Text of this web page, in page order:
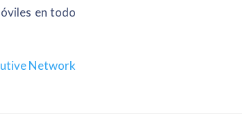
en todo
Network